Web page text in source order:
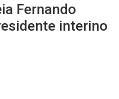
Fernando
interino